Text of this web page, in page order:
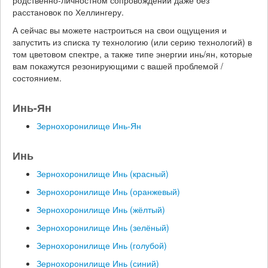
расстановок по Хеллингеру.
А сейчас вы можете настроиться на свои ощущения и
запустить из списка ту технологию (или серию технологий) в
том цветовом спектре, а также типе энергии инь/ян, которые
вам покажутся резонирующими с вашей проблемой /
состоянием.
Инь-Ян
Зернохоронилище Инь-Ян
Инь
Зернохоронилище Инь (красный)
Зернохоронилище Инь (оранжевый)
Зернохоронилище Инь (жёлтый)
Зернохоронилище Инь (зелёный)
Зернохоронилище Инь (голубой)
Зернохоронилище Инь (синий)